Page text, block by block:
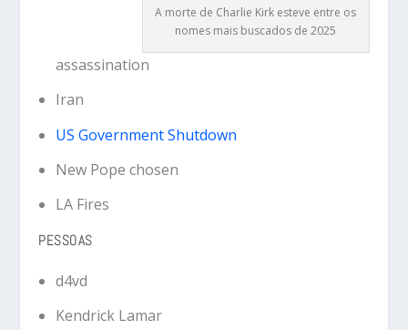
A morte de Charlie Kirk esteve entre os
nomes mais buscados de 2025
assassination
Iran
US Government Shutdown
New Pope chosen
LA Fires
PESSOAS
d4vd
Kendrick Lamar